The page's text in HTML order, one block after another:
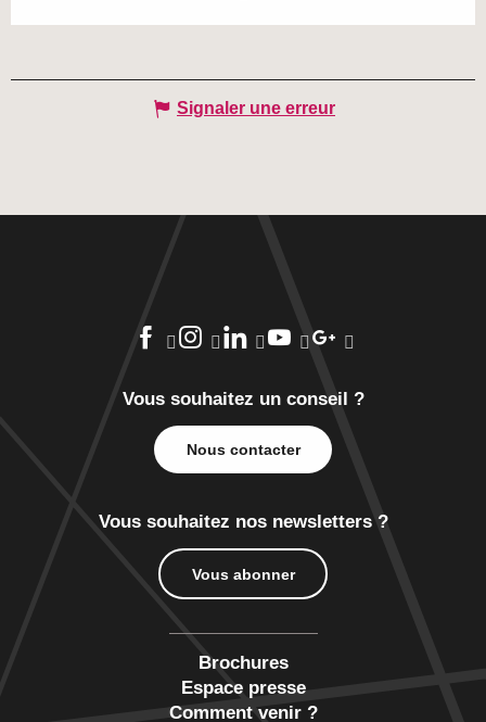
Signaler une erreur
Vous souhaitez un conseil ?
Nous contacter
Vous souhaitez nos newsletters ?
Vous abonner
Brochures
Espace presse
Comment venir ?